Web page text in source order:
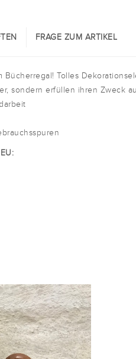
FRAGE ZUM ARTIKEL
Tolles
sondern erfüllen ihren Zweck